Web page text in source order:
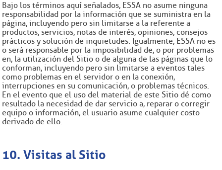
Bajo los términos aquí señalados, ESSA no asume ninguna
responsabilidad por la información que se suministra en la
página, incluyendo pero sin limitarse a la referente a
productos, servicios, notas de interés, opiniones, consejos
prácticos y solución de inquietudes. Igualmente, ESSA no es
o será responsable por la imposibilidad de, o por problemas
en, la utilización del Sitio o de alguna de las páginas que lo
conforman, incluyendo pero sin limitarse a eventos tales
como problemas en el servidor o en la conexión,
interrupciones en su comunicación, o problemas técnicos.
En el evento que el uso del material de este Sitio dé como
resultado la necesidad de dar servicio a, reparar o corregir
equipo o información, el usuario asume cualquier costo
derivado de ello.
10. Visitas al Sitio